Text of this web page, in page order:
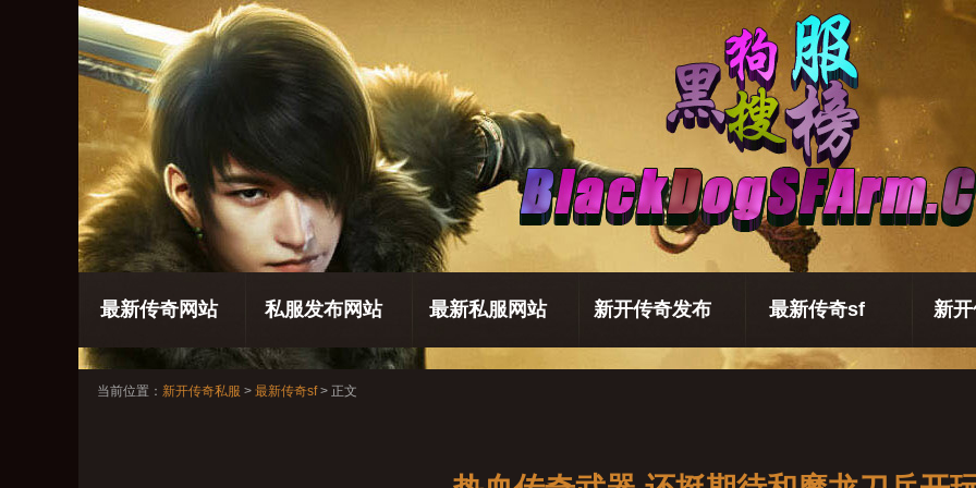
最新传奇网站 私服发布网站 最新私服网站 新开传奇发布 最新传奇sf 新
当前位置： 新开传奇私服 > 最新传奇sf> 正文